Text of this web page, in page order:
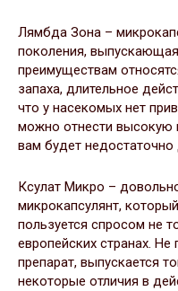
Лямбда Зона –
поколения,
преимуществам
запаха, длительное
что у насекомых нет
можно отнести высокую
вам будет недостаточно
Ксулат Микро –
микрокапсулянт,
пользуется спросом не
европейских странах. Не
препарат, выпускается
некоторые отличия в